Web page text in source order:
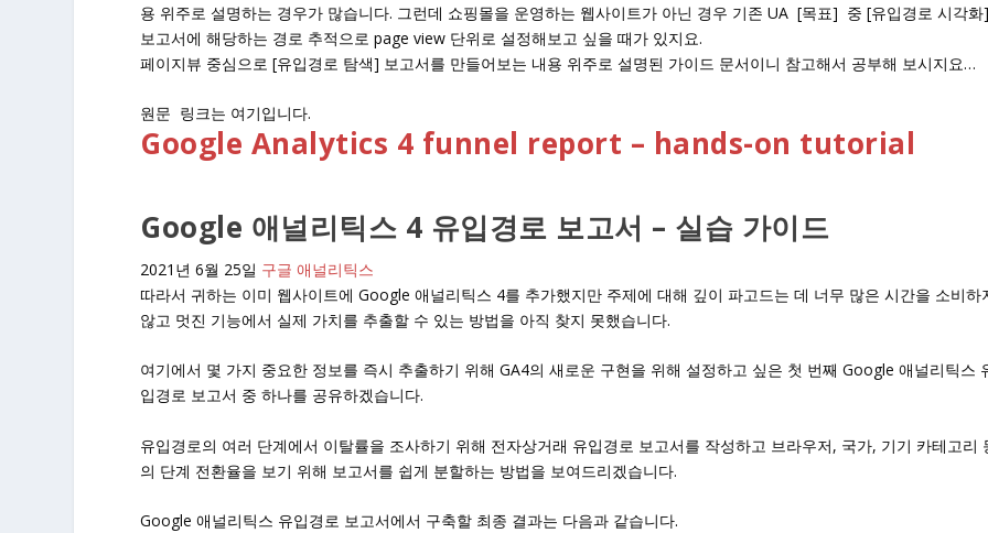
용 위주로 설명하는 경우가 많습니다. 그런데 쇼핑몰을 운영하는 웹사이트가 아닌 경우 기존 UA [목표] 중 [유입경로 시각
보고서에 해당하는 경로 추적으로 page view 단위로 설정해보고 싶을 때가 있지요.
페이지뷰 중심으로 [유입경로 탐색] 보고서를 만들어보는 내용 위주로 설명된 가이드 문서이니 참고해서 공부해 보시지요…
원문 링크는 여기입니다.
Google Analytics 4 funnel report – hands-on tutorial
Google 애널리틱스 4 유입경로 보고서 – 실습 가이드
2021년 6월 25일 구글 애널리틱스
따라서 귀하는 이미 웹사이트에 Google 애널리틱스 4를 추가했지만 주제에 대해 깊이 파고드는 데 너무 많은 시간을 소비하
않고 멋진 기능에서 실제 가치를 추출할 수 있는 방법을 아직 찾지 못했습니다.
여기에서 몇 가지 중요한 정보를 즉시 추출하기 위해 GA4의 새로운 구현을 위해 설정하고 싶은 첫 번째 Google 애널리틱스
입경로 보고서 중 하나를 공유하겠습니다.
유입경로의 여러 단계에서 이탈률을 조사하기 위해 전자상거래 유입경로 보고서를 작성하고 브라우저, 국가, 기기 카테고리
의 단계 전환율을 보기 위해 보고서를 쉽게 분할하는 방법을 보여드리겠습니다.
Google 애널리틱스 유입경로 보고서에서 구축할 최종 결과는 다음과 같습니다.